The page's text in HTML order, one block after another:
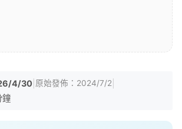
4/30 原始發佈： 2024/7/2
鐘